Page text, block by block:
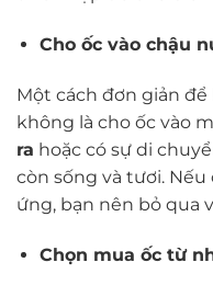
Cho ốc vào chậu
Một cách đơn giản
không là cho ốc vào
ra hoặc có sự di
còn sống và tươi.
ứng, bạn nên bỏ qua
Chọn mua ốc từ